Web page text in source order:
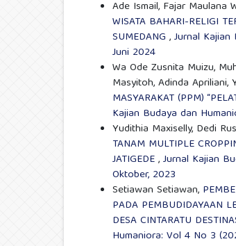
Ade Ismail, Fajar Maulana
WISATA BAHARI-RELIGI
SUMEDANG ,Jurnal
Juni 2024
Wa Ode Zusnita Muizu,
Masyitoh, Adinda Apriliani,
MASYARAKAT (PPM)
Kajian Budaya dan
Yudithia Maxiselly, Dedi
TANAM MULTIPLE
JATIGEDE,Jurnal Kajian
Oktober, 2023
Setiawan Setiawan,
PADA PEMBUDIDAYAAN
DESA CINTARATU
Humaniora: Vol 4 No 3